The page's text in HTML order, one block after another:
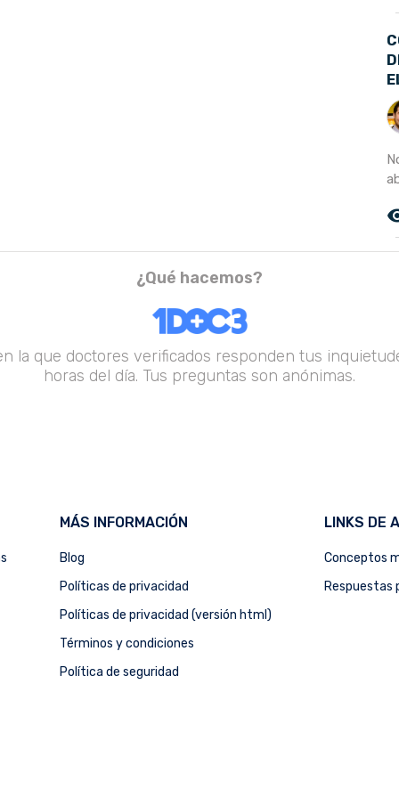
¿Qué hacemos?
la que doctores verificados responden tus
horas del día. Tus preguntas son anónimas.
MÁS INFORMACIÓN
Blog
Políticas de privacidad
Políticas de privacidad (versión html)
Términos y condiciones
Política de seguridad
LINKS DE
Conceptos
Respuestas